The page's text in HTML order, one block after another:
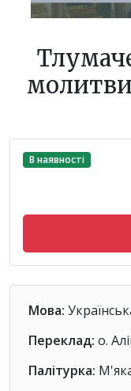
В наявності
Мова:
Переклад: о.
Палітурка: